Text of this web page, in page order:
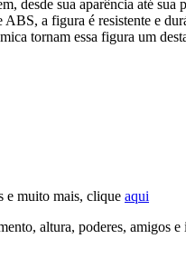
desde sua aparência até sua
a figura é resistente e
tornam essa figura um
e muito mais, clique aqui
altura, poderes, amigos